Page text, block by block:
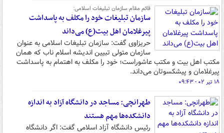
قائم مقام سازمان تبلیغات اسلامی:
سازمان تبلیغات خود را مکلف به پاسداشت
پیرغلامان اهل بیت(ع) می‌داند
حریزاوی گفت: سازمان تبلیغات اسلامی به عنوان
سازمان متولی تبیین اندیشه اسلام ناب که همان
مکتب اهل بیت و مکتب عاشوراست؛ خود را مکلف به اهتمام به پاسداشت
پیرغلامان و پیشکسوتان می‌داند.
۱۸ تیر ۰۲ - ۰۹:۴۳
طهرانچی: مساجد در دانشگاه آزاد به اندازه
دانشکده‌ها مهم هستند
رئیس دانشگاه آزاد اسلامی گفت: اگر دانشگاه